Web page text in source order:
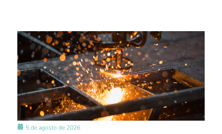
5 de agosto de 2026